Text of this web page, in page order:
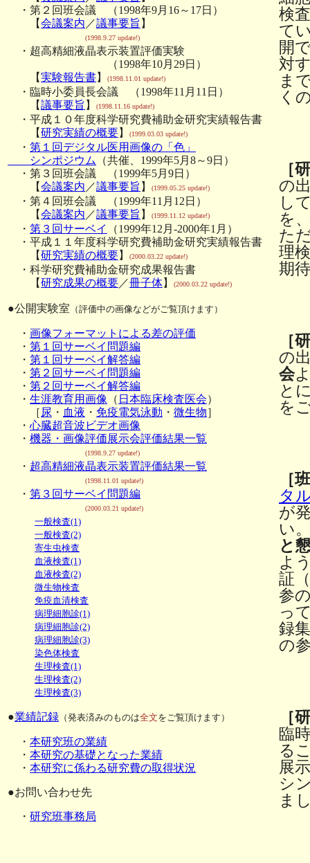
・第２回班会議 （1998年9月16～17日）
【会議案内 ／議事要旨 】
(1998.9.27 update!)
・超高精細液晶表示装置評価実験
（1998年10月29日）
【実験報告書】 (1998.11.01 update!)
・臨時小委員長会議 （1998年11月11日）
【議事要旨 】 (1998.11.16 update!)
・平成１０年度科学研究費補助金研究実績報告書
【研究実績の概要】 (1999.03.03 update!)
・ 第１回デジタル医用画像の「色」
シンポジウム
（共催、1999年5月8～9日）
・第３回班会議 （1999年5月9日）
【会議案内 ／議事要旨 】 (1999.05.25 update!)
・第４回班会議 （1999年11月12日）
【会議案内 ／議事要旨 】 (1999.11.12 update!)
・ 第３回サーベイ
（1999年12月-2000年1月）
・平成１１年度科学研究費補助金研究実績報告書
【研究実績の概要】 (2000.03.22 update!)
・科学研究費補助金研究成果報告書
【研究成果の概要 ／冊子体】 (2000.03.22 update!)
●公開実験室 （評価中の画像などがご覧頂けます）
・ 画像フォーマットによる差の評価
・ 第１回サーベイ問題編
・ 第１回サーベイ解答編
・ 第２回サーベイ問題編
・ 第２回サーベイ解答編
・ 生涯教育用画像 （ 日本臨床検査医会）
［ 尿 ・ 血液 ・ 免疫電気泳動 ・ 微生物］
・ 心臓超音波ビデオ画像
・ 機器・画像評価展示会評価結果一覧
(1998.9.27 update!)
・ 超高精細液晶表示装置評価結果一覧
(1998.11.01 update!)
・ 第３回サーベイ問題編
(2000.03.21 update!)
一般検査(1)
一般検査(2)
寄生虫検査
血液検査(1)
血液検査(2)
微生物検査
免疫血清検査
病理細胞診(1)
病理細胞診(2)
病理細胞診(3)
染色体検査
生理検査(1)
生理検査(2)
生理検査(3)
●業績記録 （発表済みのものは全文をご覧頂けます）
・ 本研究班の業績
・ 本研究の基礎となった業績
・ 本研究に係わる研究費の取得状況
●お問い合わせ先
・ 研究班事務局
検
て
開
対
ま
く
［
の
し
を
た
理
期
［
の
会
と
を
［
タ
が
い
と
よ
証
参
っ
録
の
［
臨
る
展
シ
ま